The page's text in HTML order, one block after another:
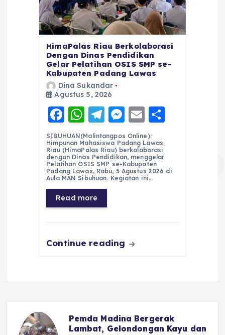
HimaPalas Riau Berkolaborasi
Dengan Dinas Pendidikan
Gelar Pelatihan OSIS SMP se-
Kabupaten Padang Lawas
Dina Sukandar
Agustus 5, 2026
F
a
c
e
b
o
o
k
W
h
a
ts
A
p
p
T
el
e
g
r
a
m
M
e
ss
e
n
E
m
ai
l
re
SIBUHUAN(Malintangpos Online):
Himpunan Mahasiswa Padang Lawas
Riau (HimaPalas Riau) berkolaborasi
dengan Dinas Pendidikan, menggelar
Pelatihan OSIS SMP se-Kabupaten
Padang Lawas, Rabu, 5 Agustus 2026 di
Aula MAN Sibuhuan. Kegiatan ini…
Read more
Continue reading
Pemda Madina Bergerak
Lambat, Gelondongan Kayu dan